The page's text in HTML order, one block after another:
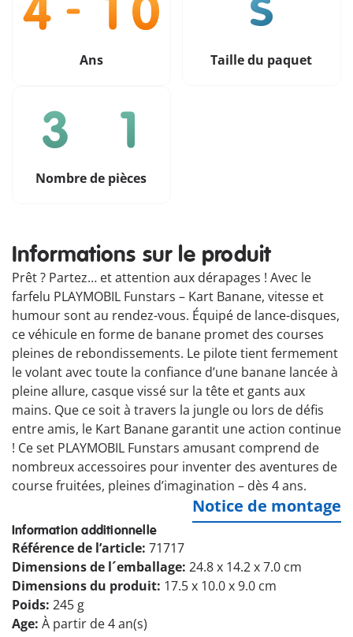
Ans Taille du paquet
Nombre de pièces
Informations sur le produit
Prêt ? Partez… et attention aux dérapages ! Avec le
farfelu PLAYMOBIL Funstars – Kart Banane, vitesse et
humour sont au rendez-vous. Équipé de lance-disques,
ce véhicule en forme de banane promet des courses
pleines de rebondissements. Le pilote tient fermement
le volant avec toute la confiance d’une banane lancée à
pleine allure, casque vissé sur la tête et gants aux
mains. Que ce soit à travers la jungle ou lors de défis
entre amis, le Kart Banane garantit une action continue
! Ce set PLAYMOBIL Funstars amusant comprend de
nombreux accessoires pour inventer des aventures de
course fruitées, pleines d’imagination – dès 4 ans.
Notice de montage
Information additionnelle
Référence de l’article: 71717
Dimensions de l´emballage: 24.8 x 14.2 x 7.0 cm
Dimensions du produit: 17.5 x 10.0 x 9.0 cm
Poids: 245 g
Age: À partir de 4 an(s)